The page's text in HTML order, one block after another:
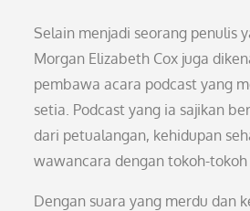
Selain menjadi seorang penulis
Morgan Elizabeth Cox juga
pembawa acara podcast yang
setia. Podcast yang ia sajikan
dari petualangan, kehidupan
wawancara dengan tokoh-
Dengan suara yang merdu dan